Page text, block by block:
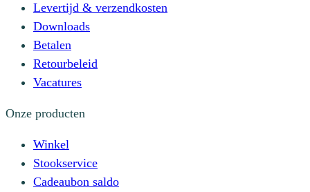
Levertijd & verzendkosten
Downloads
Betalen
Retourbeleid
Vacatures
Onze producten
Winkel
Stookservice
Cadeaubon saldo